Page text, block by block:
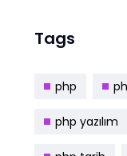
Tags
php
php yazılım